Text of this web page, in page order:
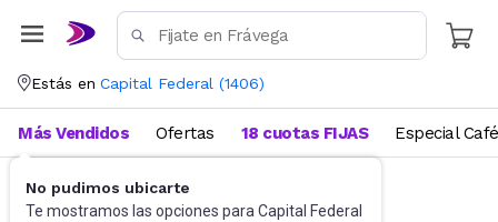
Estás en Capital Federal (1406)
No pudimos ubicarte
Te mostramos las opciones para Capital Federal
Más Vendidos Ofertas 18 cuotas FIJAS Especial Café
Sets y otros Juegos de Cocina